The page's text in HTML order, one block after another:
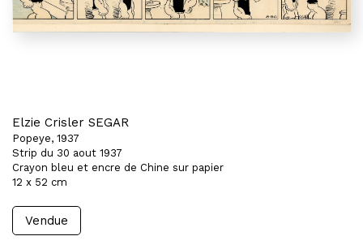
Elzie Crisler SEGAR
Popeye, 1937
Strip du 30 aout 1937
Crayon bleu et encre de Chine sur papier
12 x 52 cm
Vendue